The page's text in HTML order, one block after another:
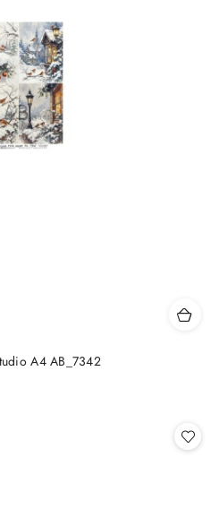
A4 AB_7342